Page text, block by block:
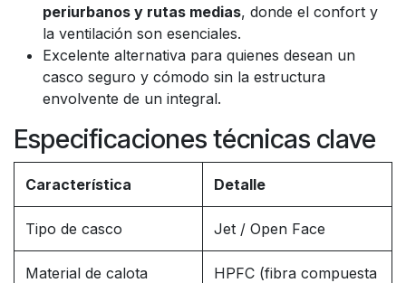
periurbanos y rutas medias, donde el confort y
la ventilación son esenciales.
Excelente alternativa para quienes desean un
casco seguro y cómodo sin la estructura
envolvente de un integral.
Especificaciones técnicas clave
Característica Detalle
Tipo de casco Jet / Open Face
Material de calota
HPFC (fibra compuesta